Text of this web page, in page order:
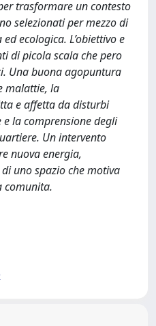
trasformare un contesto
selezionati per mezzo di
ecologica. L’obiettivo e
di picola scala che pero
Una buona agopuntura
malattie, la
e affetta da disturbi
la comprensione degli
Un intervento
nuova energia,
uno spazio che motiva
comunita.